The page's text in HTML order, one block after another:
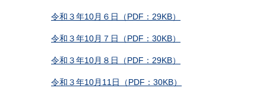
令和３年10月６日（PDF：29KB）
令和３年10月７日（PDF：30KB）
令和３年10月８日（PDF：29KB）
令和３年10月11日（PDF：30KB）